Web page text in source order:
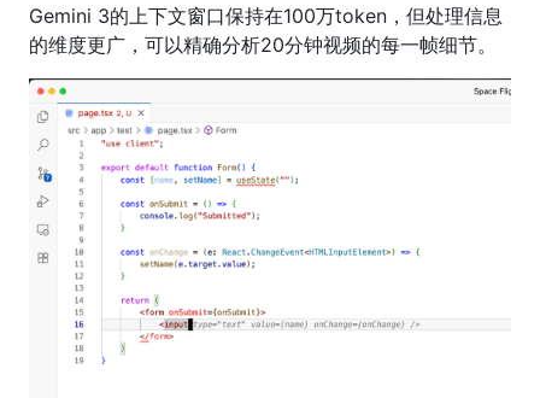
Gemini 3的上下文窗口保持在100万token，但处理信息
的维度更广，可以精确分析20分钟视频的每一帧细节。